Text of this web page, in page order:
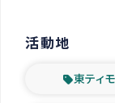
活動地
東ティ